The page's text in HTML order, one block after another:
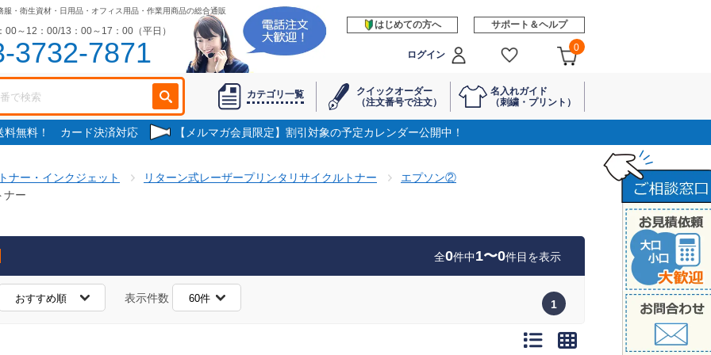
服・衛生資材・日用品・オフィス用品・作業用商品の総合通販
00～12：00/13：00～17：00（平日）
3732-7871
はじめての方へ サポート＆ヘルプ
ログイン
0
カテゴリ一覧
クイックオーダー
（注文番号で注文）
名入れガイド
（刺繍・プリント）
料無料！ カード決済対応 【メルマガ会員限定】割引対象の予定カレンダー公開中！
ナー・インクジェット リターン式レーザープリンタリサイクルトナー
エプソン②
ナー
全0件中1〜0件目を表示
表示件数 1